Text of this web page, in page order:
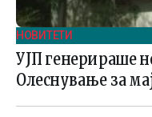
НОВИТЕТИ
УЈП генерираше
Олеснување за